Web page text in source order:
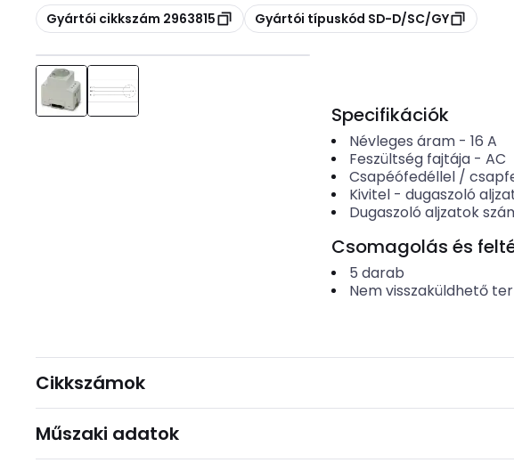
Másolás
Gyártói cikkszám 2963815 Másolás
Gyártói típuskód SD-D/SC/GY
Specifikációk
Névleges áram- 16 A
Feszültség fajtája- AC
Csapéófedéllel /
Kivitel- dugaszoló
Dugaszoló aljzatok
Csomagolás és
5 darab
Nem visszaküldhető
Cikkszámok
Műszaki adatok